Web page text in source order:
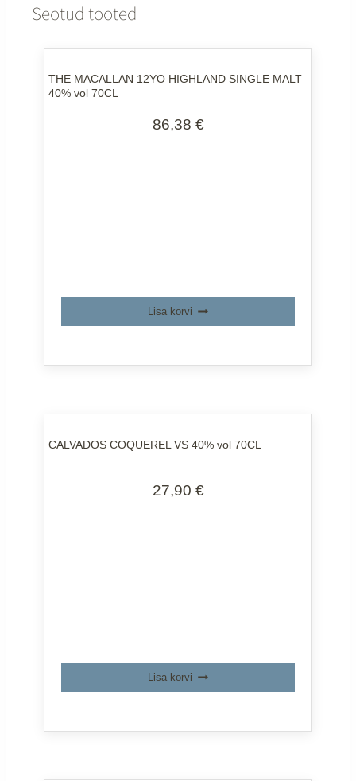
Seotud tooted
THE MACALLAN 12YO HIGHLAND SINGLE MALT
40% vol 70CL
86,38 €
Lisa korvi
CALVADOS COQUEREL VS 40% vol 70CL
27,90 €
Lisa korvi